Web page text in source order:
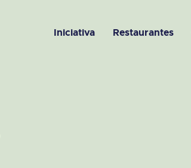
Iniciativa Restaurantes